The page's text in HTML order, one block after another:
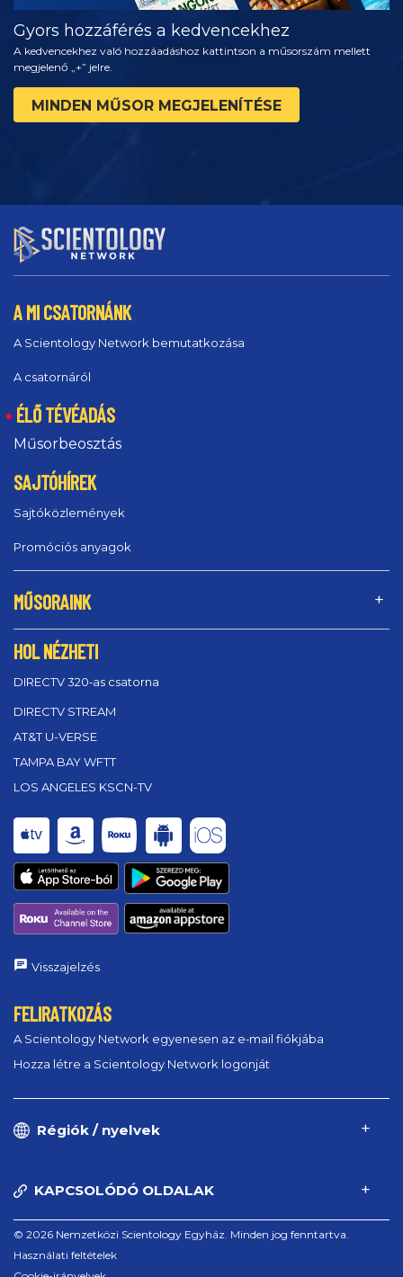
Gyors hozzáférés a kedvencekhez
A kedvencekhez való hozzáadáshoz kattintson a műsorszám mellett
megjelenő „+” jelre.
MINDEN MŰSOR MEGJELENÍTÉSE
A MI CSATORNÁNK
A Scientology Network bemutatkozása
A csatornáról
ÉLŐ TÉVÉADÁS
Műsorbeosztás
SAJTÓHÍREK
Sajtóközlemények
Promóciós anyagok
MŰSORAINK
HOL NÉZHETI
DIRECTV 320‑as csatorna
DIRECTV STREAM
AT&T U-VERSE
TAMPA BAY WFTT
LOS ANGELES KSCN-TV
Visszajelzés
FELIRATKOZÁS
A Scientology Network egyenesen az e‑mail fiókjába
Hozza létre a Scientology Network logonját
Régiók / nyelvek
KAPCSOLÓDÓ OLDALAK
© 2026 Nemzetközi Scientology Egyház. Minden jog fenntartva.
Használati feltételek